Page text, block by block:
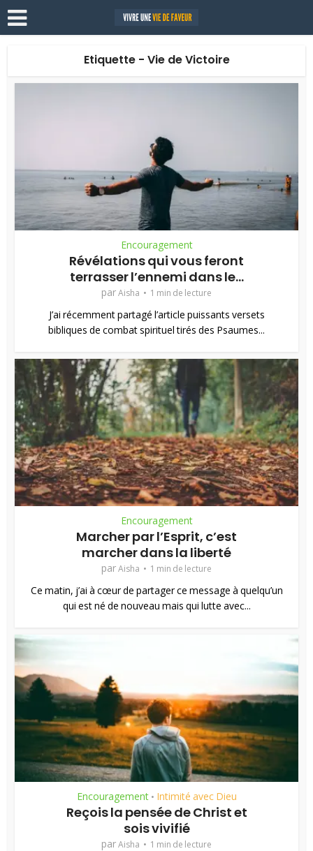
Etiquette - Vie de Victoire
Encouragement
Révélations qui vous feront
terrasser l’ennemi dans le...
parAisha 1 min de lecture
J’ai récemment partagé l’article puissants versets
bibliques de combat spirituel tirés des Psaumes...
Encouragement
Marcher par l’Esprit, c’est
marcher dans la liberté
parAisha 1 min de lecture
Ce matin, j’ai à cœur de partager ce message à quelqu’un
qui est né de nouveau mais qui lutte avec...
Encouragement • Intimité avec Dieu
Reçois la pensée de Christ et
sois vivifié
parAisha 1 min de lecture